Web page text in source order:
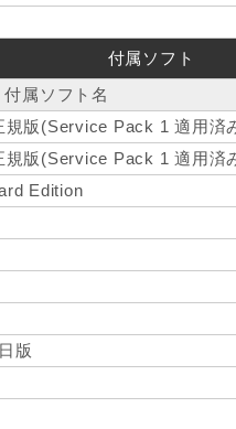
付属ソフト
付属ソフト名
版(Service Pack 1 適用済
版(Service Pack 1 適用済
Edition
版